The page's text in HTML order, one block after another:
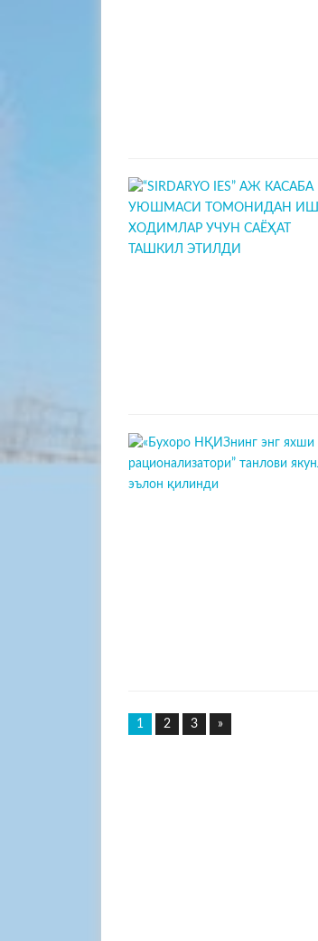
1 2 3 »